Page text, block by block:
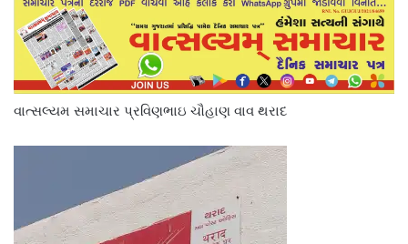
વાત્સલ્યમ સમાચાર પ્રવિણભાઇ ચૌહાણ વાવ થરાદ